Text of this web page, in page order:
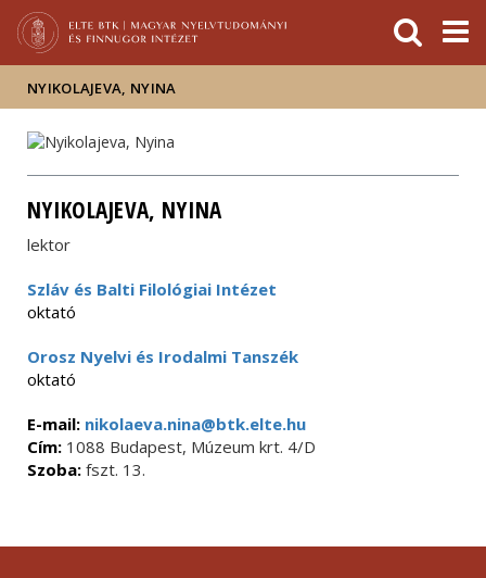
Hírek
Események
ELTE a
sajtóban
NYIKOLAJEVA, NYINA
NYIKOLAJEVA, NYINA
lektor
Szláv és Balti Filológiai Intézet
oktató
Orosz Nyelvi és Irodalmi Tanszék
oktató
E-mail: nikolaeva.nina@btk.elte.hu
Cím: 1088 Budapest, Múzeum krt. 4/D
Szoba: fszt. 13.